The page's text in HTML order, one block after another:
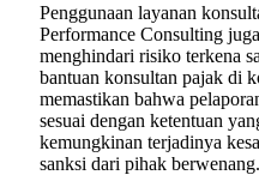
Penggunaan layanan
Performance Consulting
menghindari risiko terkena
bantuan konsultan pajak di
memastikan bahwa
sesuai dengan ketentuan
kemungkinan terjadinya
sanksi dari pihak berwenang.